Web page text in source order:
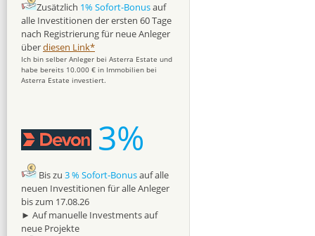
Zusätzlich 1% Sofort-Bonusauf
alle Investitionen der ersten 60 Tage
nach Registrierung für neue Anleger
überdiesen Link*
Ich bin selber Anleger bei Asterra Estate und
habe bereits 10.000 € in Immobilien bei
Asterra Estate investiert.
3%
Bis zu 3 % Sofort-Bonusauf alle
neuen Investitionen für alle Anleger
bis zum 17.08.26
► Auf manuelle Investments auf
neue Projekte